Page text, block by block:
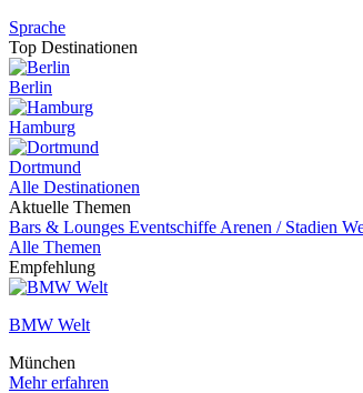
Sprache
Top Destinationen
Berlin
Hamburg
Dortmund
Alle Destinationen
Aktuelle Themen
Bars & Lounges Eventschiffe Arenen / Stadien
Alle Themen
Empfehlung
BMW Welt
München
Mehr erfahren